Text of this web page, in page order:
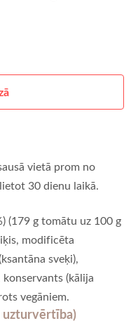
vietā prom no
30 dienu laikā.
(179 g tomātu uz 100 g
modificēta
sveķi),
(kālija
vegāniem.